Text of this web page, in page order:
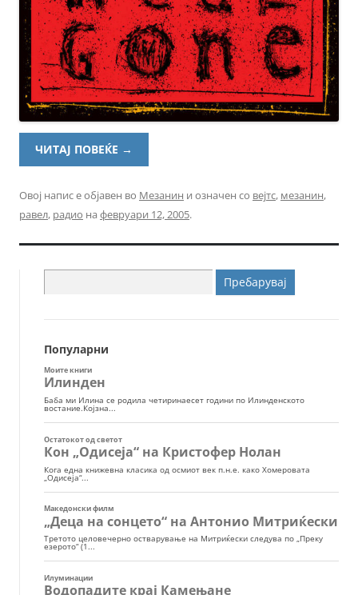
ЧИТАЈ ПОВЕЌЕ →
Овој напис е објавен во Мезанин и означен со вејтс, мезанин,
равел, радио на февруари 12, 2005.
за:
Популарни